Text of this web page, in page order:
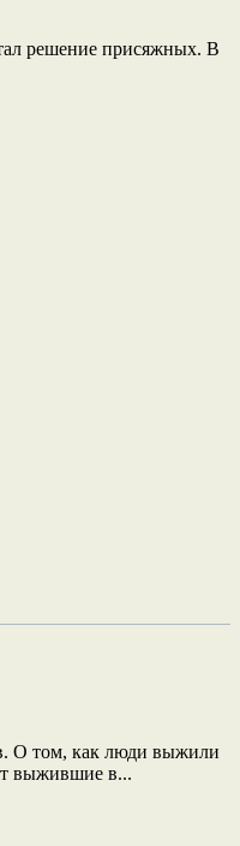
решение присяжных. В
О том, как люди выжили
выжившие в...